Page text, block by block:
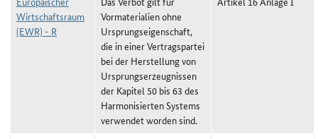
Wirtschaftsraum
(EWR) - R
Vormaterialien ohne
Ursprungseigenschaft,
die in einer Vertragspartei
bei der Herstellung von
Ursprungserzeugnissen
der Kapitel 50 bis 63 des
Harmonisierten Systems
verwendet worden sind.